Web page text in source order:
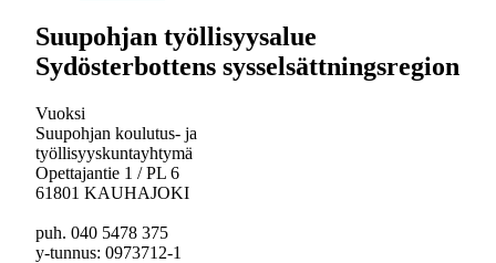
Suupohjan työllisyysalue
Sydösterbottens sysselsättningsregion
Vuoksi
Suupohjan koulutus- ja
työllisyyskuntayhtymä
Opettajantie 1 / PL 6
61801 KAUHAJOKI
puh. 040 5478 375
y-tunnus: 0973712-1